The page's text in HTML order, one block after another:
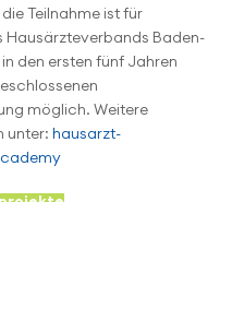
Teilnahme ist für
Hausärzteverbands Baden-
den ersten fünf Jahren
möglich. Weitere
unter: hausarzt-